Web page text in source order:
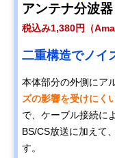
アンテナ分波
税込み1,380円（
二重構造でノイ
本体部分の外側にア
ズの影響を受けにく
で、ケーブル接続に
BS/CS放送に加えて
す。